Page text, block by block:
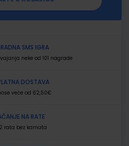
SMS IGRA
neke od 101 nagrade
DOSTAVA
veće od 62,50€
NA RATE
rata bez kamata